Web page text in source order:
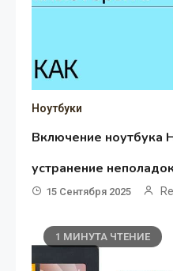
Ноутбуки
Включение ноутбука
устранение
15 Сентября 2025
1 МИНУТА ЧТЕНИЕ